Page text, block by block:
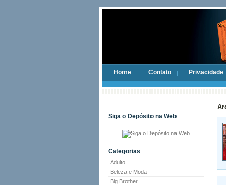
Home Contato Privacidade
Siga o Depósito na Web
Categorias
Adulto
Beleza e Moda
Big Brother